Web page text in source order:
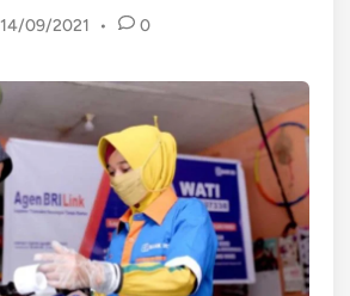
14/09/2021 • 0